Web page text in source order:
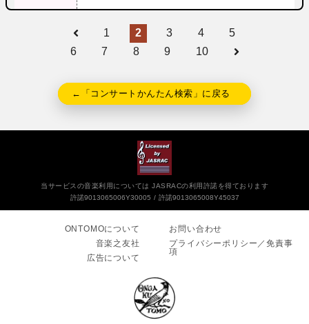
1 2 3 4
5
6
7 8 9 10
←「コンサートかんたん検索」に戻る
当サービスの音楽利用については JASRACの利用許諾を得ております
許諾9013065006Y30005
許諾9013065008Y45037
ONTOMOについて
音楽之友社
広告について
お問い合わせ
プライバシーポリシー／免責事
項